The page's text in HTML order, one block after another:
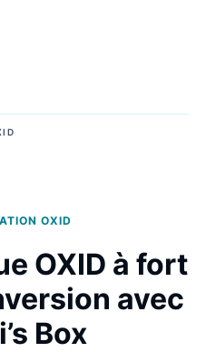
OXID
OXID à fort
avec
Box